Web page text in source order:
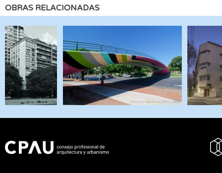
OBRAS RELACIONADAS